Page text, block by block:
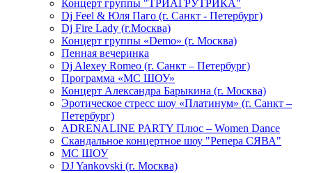
Концерт группы "ТРИАГРУТРИКА"
Dj Feel & Юля Паго (г. Санкт - Петербург)
Dj Fire Lady (г.Москва)
Концерт группы «Demo» (г. Москва)
Пенная вечеринка
Dj Alexey Romeo (г. Санкт – Петербург)
Программа «МС ШОУ»
Концерт Александра Барыкина (г. Москва)
Эротическое стресс шоу «Платинум» (г. Санкт –
Петербург)
ADRENALINE PARTY Плюс – Women Dance
Скандальное концертное шоу "Репера СЯВА"
МС ШОУ
DJ Yankovski (г. Москва)